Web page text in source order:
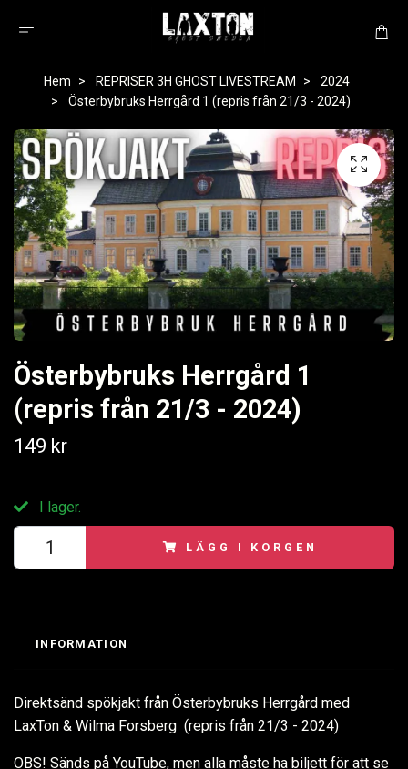
Hem REPRISER 3H GHOST LIVESTREAM
2024
Österbybruks Herrgård 1 (repris från 21/3 - 2024)
Österbybruks Herrgård 1
(repris från 21/3 - 2024)
149 kr
I lager.
LÄGG I KORGEN
INFORMATION
Direktsänd spökjakt från Österbybruks Herrgård med
LaxTon & Wilma Forsberg (repris från 21/3 - 2024)
OBS! Sänds på YouTube, men alla måste ha biljett för att se